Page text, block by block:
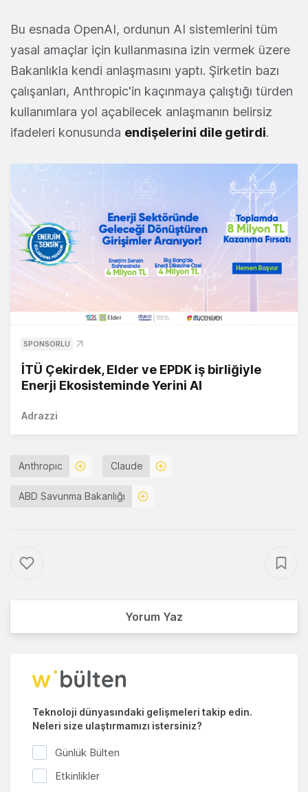
Bu esnada OpenAI, ordunun AI sistemlerini tüm
yasal amaçlar için kullanmasına izin vermek üzere
Bakanlıkla kendi anlaşmasını yaptı. Şirketin bazı
çalışanları, Anthropic'in kaçınmaya çalıştığı türden
kullanımlara yol açabilecek anlaşmanın belirsiz
ifadeleri konusunda endişelerini dile getirdi.
SPONSORLU
İTÜ Çekirdek, Elder ve EPDK iş birliğiyle
Enerji Ekosisteminde Yerini Al
Adrazzi
Anthropic Claude
ABD Savunma Bakanlığı
Yorum Yaz
Teknoloji dünyasındaki gelişmeleri takip edin.
Neleri size ulaştırmamızı istersiniz?
Günlük Bülten
Etkinlikler